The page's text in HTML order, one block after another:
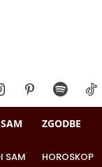
ZGODBE
SAM HOROSKOP